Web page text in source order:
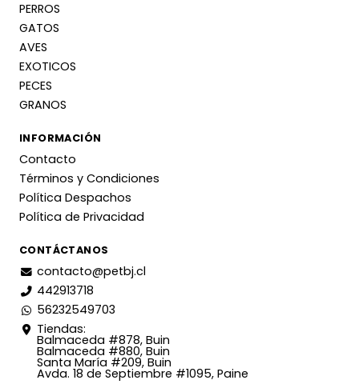
PERROS
GATOS
AVES
EXOTICOS
PECES
GRANOS
INFORMACIÓN
Contacto
Términos y Condiciones
Política Despachos
Política de Privacidad
CONTÁCTANOS
contacto@petbj.cl
442913718
56232549703
Tiendas:
Balmaceda #878, Buin
Balmaceda #880, Buin
Santa María #209, Buin
Avda. 18 de Septiembre #1095, Paine